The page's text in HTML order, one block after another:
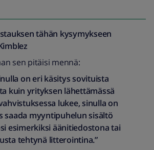
tähän kysymykseen
sen pitäisi mennä:
on eri käsitys sovituista
kuin yrityksen lähettämässä
lukee, sinulla on
saada myyntipuhelun sisältö
esimerkiksi äänitiedostona tai
tehtynä litterointina.”